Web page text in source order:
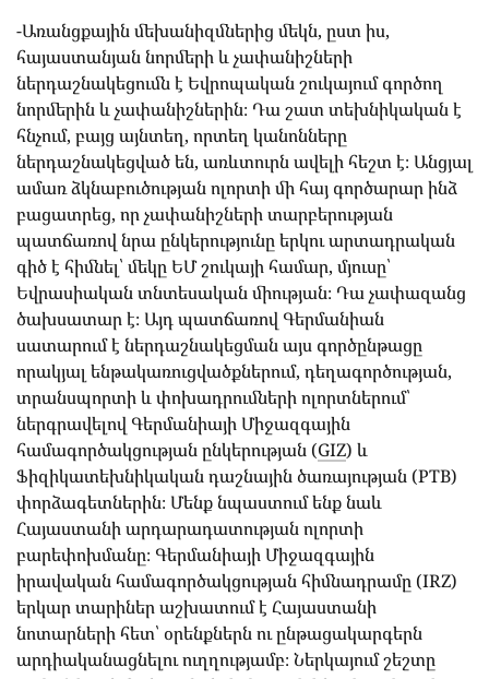
-Առանցքային մեխանիզմներից մեկն, ըստ իս,
հայաստանյան նորմերի և չափանիշների
ներդաշնակեցումն է Եվրոպական շուկայում գործող
նորմերին և չափանիշներին։ Դա շատ տեխնիկական է
հնչում, բայց այնտեղ, որտեղ կանոնները
ներդաշնակեցված են, առևտուրն ավելի հեշտ է։ Անցյալ
ամառ ձկնաբուծության ոլորտի մի հայ գործարար ինձ
բացատրեց, որ չափանիշների տարբերության
պատճառով նրա ընկերությունը երկու արտադրական
գիծ է հիմնել՝ մեկը ԵՄ շուկայի համար, մյուսը՝
Եվրասիական տնտեսական միության։ Դա չափազանց
ծախսատար է։ Այդ պատճառով Գերմանիան
սատարում է ներդաշնակեցման այս գործընթացը
որակյալ ենթակառուցվածքներում, դեղագործության,
տրանսպորտի և փոխադրումների ոլորտներում՝
ներգրավելով Գերմանիայի Միջազգային
համագործակցության ընկերության (GIZ) և
Ֆիզիկատեխնիկական դաշնային ծառայության (PTB)
փորձագետներին։ Մենք նպաստում ենք նաև
Հայաստանի արդարադատության ոլորտի
բարեփոխմանը։ Գերմանիայի Միջազգային
իրավական համագործակցության հիմնադրամը (IRZ)
երկար տարիներ աշխատում է Հայաստանի
նոտարների հետ՝ օրենքներն ու ընթացակարգերն
արդիականացնելու ուղղությամբ։ Ներկայում շեշտը